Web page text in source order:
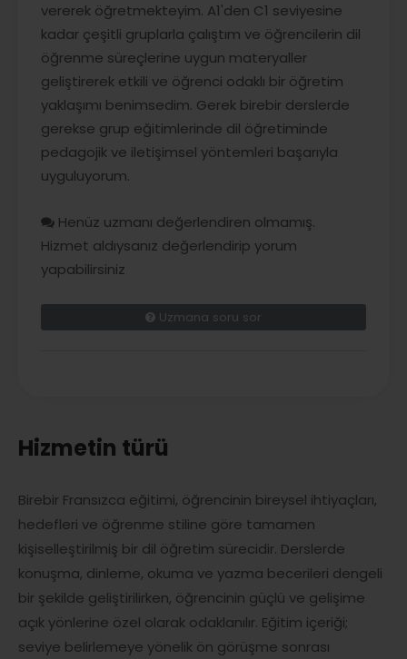
vererek öğretmekteyim. A1'den C1 seviyesine
kadar çeşitli gruplarla çalıştım ve öğrencilerin dil
öğrenme süreçlerine uygun materyaller
geliştirerek etkili ve öğrenci odaklı bir öğretim
yaklaşımı benimsedim. Gerek birebir derslerde
gerekse grup eğitimlerinde dil öğretiminde
pedagojik ve iletişimsel yöntemleri başarıyla
uyguluyorum.
Henüz uzmanı değerlendiren olmamış.
Hizmet aldıysanız değerlendirip yorum
yapabilirsiniz
Uzmana soru sor
Hizmetin türü
Birebir Fransızca eğitimi, öğrencinin bireysel ihtiyaçları,
hedefleri ve öğrenme stiline göre tamamen
kişiselleştirilmiş bir dil öğretim sürecidir. Derslerde
konuşma, dinleme, okuma ve yazma becerileri dengeli
bir şekilde geliştirilirken, öğrencinin güçlü ve gelişime
açık yönlerine özel olarak odaklanılır. Eğitim içeriği;
seviye belirlemeye yönelik ön görüşme sonrası